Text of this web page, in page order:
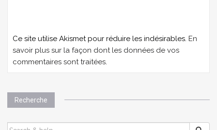
Ce site utilise Akismet pour réduire les indésirables. En
savoir plus sur la façon dont les données de vos
commentaires sont traitées
Recherche
SEARCH